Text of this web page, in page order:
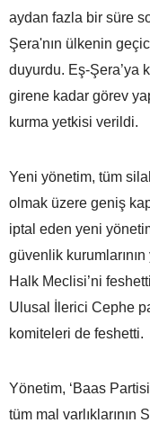
aydan fazla bir süre
Şera'nın ülkenin
duyurdu. Eş-Şera’ya
girene kadar görev
kurma yetkisi verildi.
Yeni yönetim, tüm
olmak üzere geniş
iptal eden yeni
güvenlik kurumlarının
Halk Meclisi’ni
Ulusal İlerici Cephe
komiteleri de feshetti.
Yönetim, ‘Baas
tüm mal varlıklarının